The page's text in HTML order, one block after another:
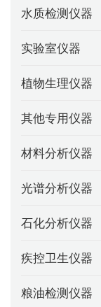
水质检测仪器
实验室仪器
植物生理仪器
其他专用仪器
材料分析仪器
光谱分析仪器
石化分析仪器
疾控卫生仪器
粮油检测仪器